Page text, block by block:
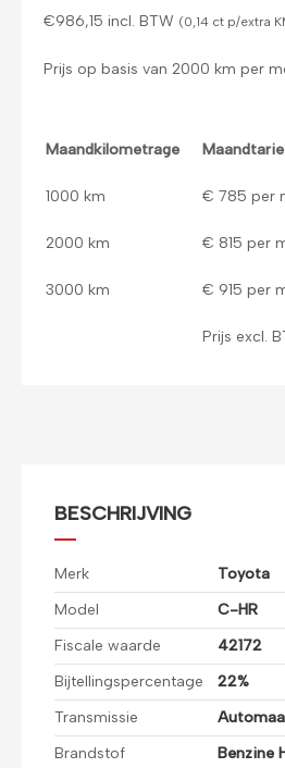
€986,15 incl. BTW (0,14 ct p/extra
Prijs op basis van 2000 km per
Maandkilometrage
1000 km € 785 per
2000 km € 815 per
3000 km € 915 per
Prijs excl.
BESCHRIJVING
Merk
Toyota
Model
C-HR
Fiscale waarde
42172
Bijtellingspercentage
22%
Transmissie
Brandstof
Benzine